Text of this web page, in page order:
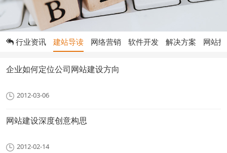
成功案例
解决方案
行业资讯 建站导读 网络营销 软件开发 解决方案 网站
企业如何定位公司网站建设方向
2012-03-06
网站建设深度创意构思
2012-02-14